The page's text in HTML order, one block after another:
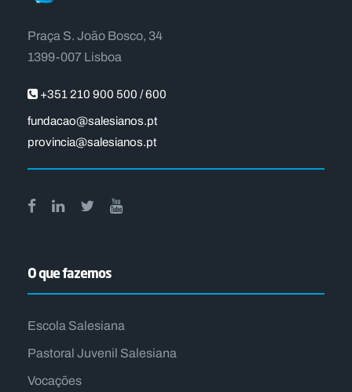
Praça S. João Bosco, 34
1399-007 Lisboa
+351 210 900 500 / 600
fundacao@salesianos.pt
provincia@salesianos.pt
O que fazemos
Escola Salesiana
Pastoral Juvenil Salesiana
Vocações